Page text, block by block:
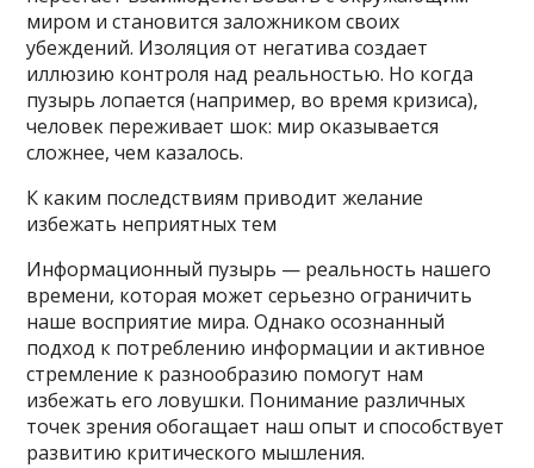
миром и становится заложником своих
убеждений. Изоляция от негатива создает
иллюзию контроля над реальностью. Но когда
пузырь лопается (например, во время кризиса),
человек переживает шок: мир оказывается
сложнее, чем казалось.
К каким последствиям приводит желание
избежать неприятных тем
Информационный пузырь — реальность нашего
времени, которая может серьезно ограничить
наше восприятие мира. Однако осознанный
подход к потреблению информации и активное
стремление к разнообразию помогут нам
избежать его ловушки. Понимание различных
точек зрения обогащает наш опыт и способствует
развитию критического мышления.